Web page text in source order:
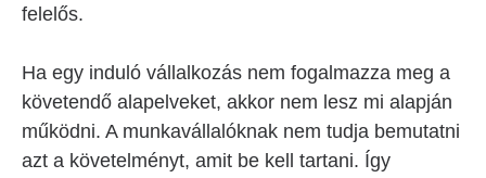
felelős.
Ha egy induló vállalkozás nem fogalmazza meg a
követendő alapelveket, akkor nem lesz mi alapján
működni. A munkavállalóknak nem tudja bemutatni
azt a követelményt, amit be kell tartani. Így